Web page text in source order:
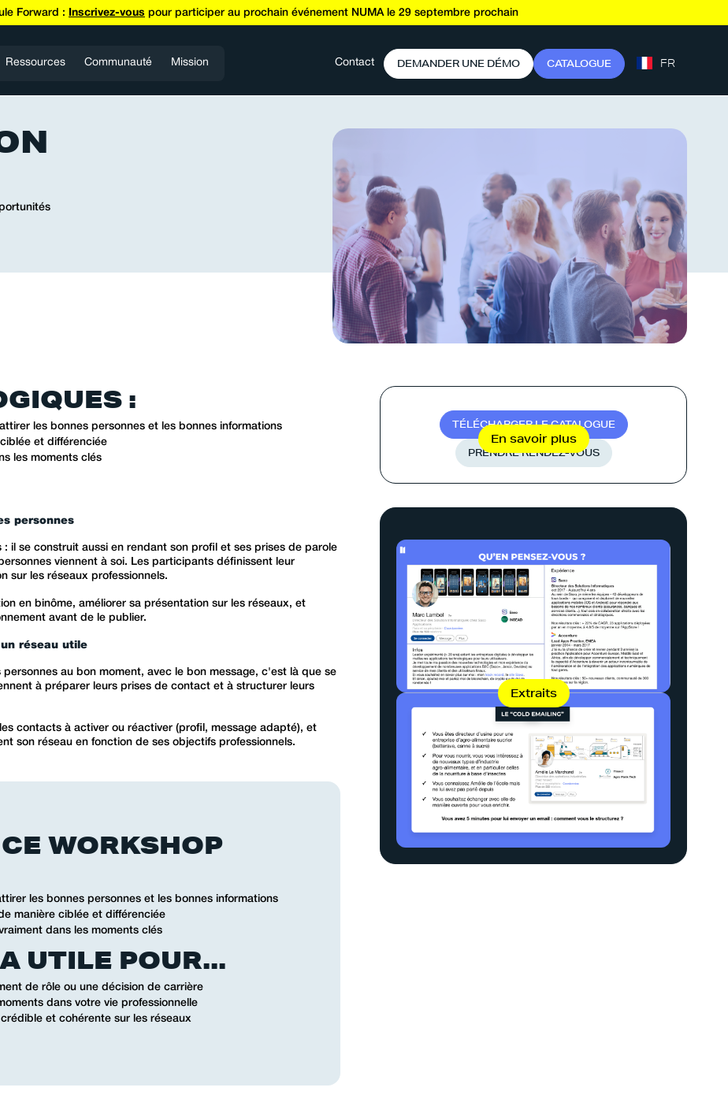
Forward : Inscrivez-vous pour participer au prochain événement NUMA le 29 septembre prochain
Ressources Communauté Mission Contact DEMANDER UNE DÉMO CATALOGUE FR
:
les bonnes personnes et les bonnes informations
et différenciée
les moments clés
personnes
il se construit aussi en rendant son profil et ses prises de parole
viennent à soi. Les participants définissent leur
sur les réseaux professionnels.
en binôme, améliorer sa présentation sur les réseaux, et
avant de le publier.
réseau utile
au bon moment, avec le bon message, c'est là que se
à préparer leurs prises de contact et à structurer leurs
contacts à activer ou réactiver (profil, message adapté), et
son réseau en fonction de ses objectifs professionnels.
WORKSHOP
les bonnes personnes et les bonnes informations
manière ciblée et différenciée
dans les moments clés
UTILE POUR...
de rôle ou une décision de carrière
dans votre vie professionnelle
et cohérente sur les réseaux
TÉLÉCHARGERLECATALOGUE
PRENDRERENDEZ-VOUS
En savoir plus
Extraits